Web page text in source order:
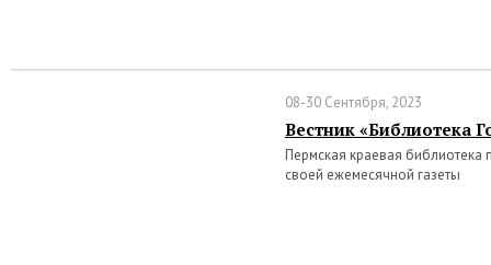
08-30 Сентября, 2023
Вестник «Библиотека
Пермская краевая
своей ежемесячной газеты